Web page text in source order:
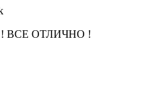
! ВСЕ ОТЛИЧНО !